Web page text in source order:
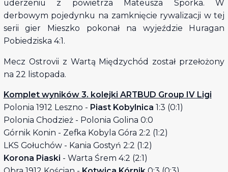
uderzeniu z powietrza Mateusza Sporka. W
derbowym pojedynku na zamknięcie rywalizacji w tej
serii gier Mieszko pokonał na wyjeździe Huragan
Pobiedziska 4:1.
Mecz Ostrovii z Wartą Międzychód został przełożony
na 22 listopada.
Komplet wyników 3. kolejki ARTBUD Group IV Ligi
Polonia 1912 Leszno - Piast Kobylnica 1:3 (0:1)
Polonia Chodzież - Polonia Golina 0:0
Górnik Konin - Zefka Kobyla Góra 2:2 (1:2)
LKS Gołuchów - Kania Gostyń 2:2 (1:2)
Korona Piaski - Warta Śrem 4:2 (2:1)